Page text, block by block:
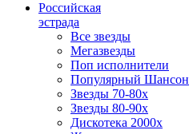
Российская
эстрада
Все звезды
Мегазвезды
Поп исполнители
Популярный Шансон
Звезды 70-80х
Звезды 80-90х
Дискотека 2000х